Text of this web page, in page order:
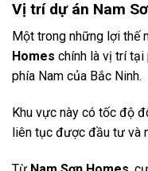
Vị trí dự án Nam
Một trong những lợi thế
Homes chính là vị trí tại
phía Nam của Bắc Ninh.
Khu vực này có tốc độ
liên tục được đầu tư và